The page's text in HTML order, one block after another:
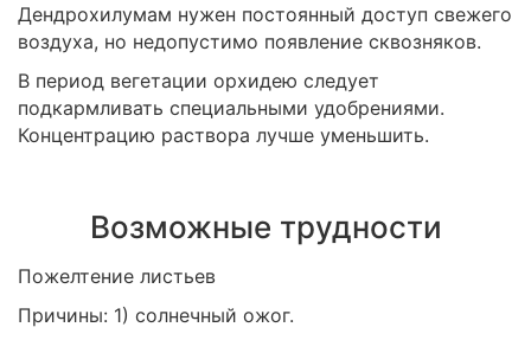
Дендрохилумам нужен постоянный доступ свежего
воздуха, но недопустимо появление сквозняков.
В период вегетации орхидею следует
подкармливать специальными удобрениями.
Концентрацию раствора лучше уменьшить.
Возможные трудности
Пожелтение листьев
Причины: 1) солнечный ожог.